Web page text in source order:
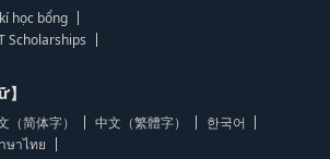
học bổng
Scholarships
（简体字） 中文（繁體字）
한국어
ษาไทย